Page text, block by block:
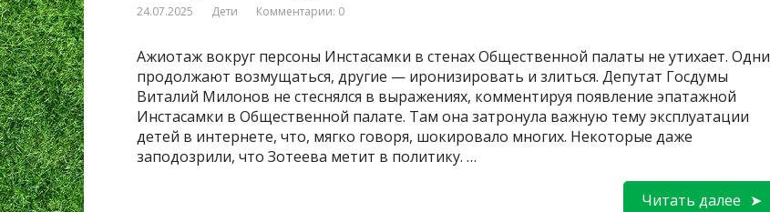
24.07.2025 Дети Комментарии: 0
Ажиотаж вокруг персоны Инстасамки в стенах Общественной палаты не утихает. Одни
продолжают возмущаться, другие — иронизировать и злиться. Депутат Госдумы
Виталий Милонов не стеснялся в выражениях, комментируя появление эпатажной
Инстасамки в Общественной палате. Там она затронула важную тему эксплуатации
детей в интернете, что, мягко говоря, шокировало многих. Некоторые даже
заподозрили, что Зотеева метит в политику. …
Читать далее